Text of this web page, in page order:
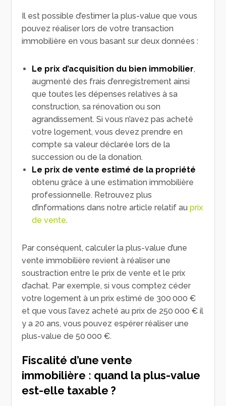
Il est possible d’estimer la plus-value que vous
pouvez réaliser lors de votre transaction
immobilière en vous basant sur deux données :
Le prix d’acquisition du bien immobilier,
augmenté des frais d’enregistrement ainsi
que toutes les dépenses relatives à sa
construction, sa rénovation ou son
agrandissement. Si vous n’avez pas acheté
votre logement, vous devez prendre en
compte sa valeur déclarée lors de la
succession ou de la donation.
Le prix de vente estimé de la propriété
obtenu grâce à une estimation immobilière
professionnelle. Retrouvez plus
d’informations dans notre article relatif auprix
de vente.
Par conséquent, calculer la plus-value d’une
vente immobilière revient à réaliser une
soustraction entre le prix de vente et le prix
d’achat. Par exemple, si vous comptez céder
votre logement à un prix estimé de 300 000 €
et que vous l’avez acheté au prix de 250 000 € il
y a 20 ans, vous pouvez espérer réaliser une
plus-value de 50 000 €.
Fiscalité d’une vente
immobilière : quand la plus-value
est-elle taxable ?